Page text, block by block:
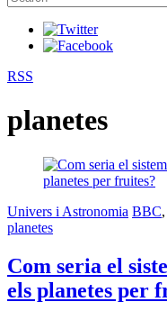
RSS
planetes
Univers i Astronomia BBC,
planetes
Com seria el
els planetes per